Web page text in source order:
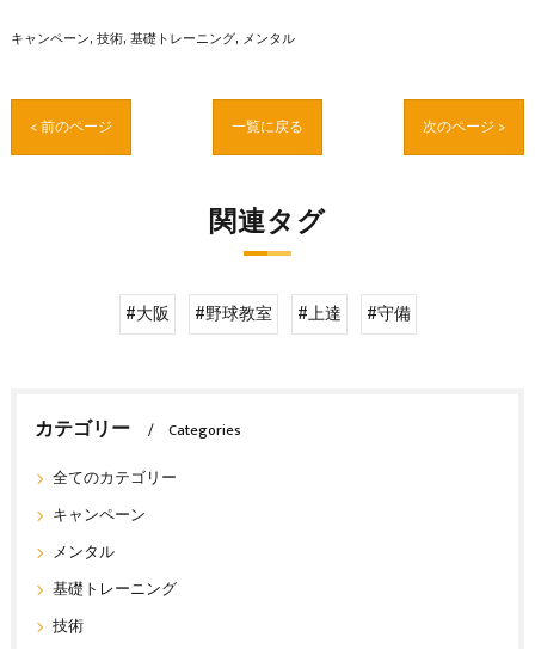
キャンペーン 技術 基礎トレーニング メンタル
< 前のページ 一覧に戻る 次のページ >
関連タグ
#大阪 #野球教室 #上達 #守備
カテゴリー
Categories
全てのカテゴリー
キャンペーン
メンタル
基礎トレーニング
技術